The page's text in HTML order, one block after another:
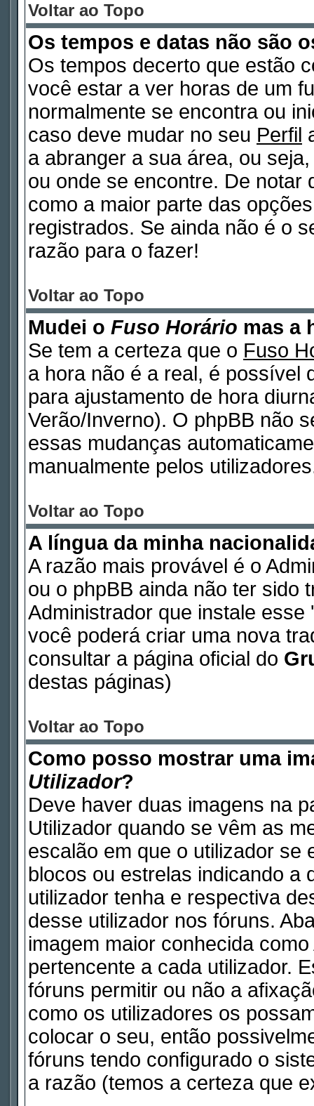
Voltar ao Topo
Os tempos e datas não são
Os tempos decerto que estão
você estar a ver horas de um
normalmente se encontra ou
caso deve mudar no seu Perfil
a abranger a sua área, ou
ou onde se encontre. De notar
como a maior parte das
registrados. Se ainda não é o
razão para o fazer!
Voltar ao Topo
Mudei o Fuso Horário mas a
Se tem a certeza que o Fuso
a hora não é a real, é possível
para ajustamento de hora
Verão/Inverno). O phpBB não
essas mudanças
manualmente pelos
Voltar ao Topo
A língua da minha
A razão mais provável é o
ou o phpBB ainda não ter sido
Administrador que instale
você poderá criar uma nova
consultar a página oficial do
destas páginas)
Voltar ao Topo
Como posso mostrar uma
Utilizador?
Deve haver duas imagens na
Utilizador quando se vêm as
escalão em que o utilizador se
blocos ou estrelas indicando a
utilizador tenha e respectiva
desse utilizador nos fóruns.
imagem maior conhecida
pertencente a cada utilizador.
fóruns permitir ou não a
como os utilizadores os
colocar o seu, então
fóruns tendo configurado o
a razão (temos a certeza que